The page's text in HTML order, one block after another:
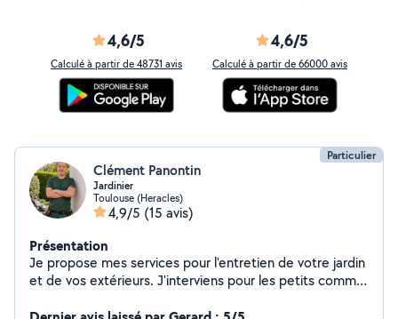
4,6/5
Calculé à partir de 48731 avis
4,6/5
Calculé à partir de 66000 avis
Particulier
Clément Panontin
Jardinier
Toulouse (Heracles)
4,9/5 (15 avis)
Présentation
Je propose mes services pour l'entretien de votre jardin
et de vos extérieurs. J'interviens pour les petits comme